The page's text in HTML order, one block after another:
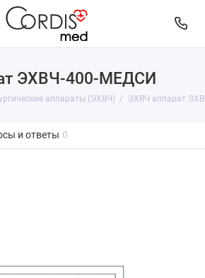
ЭХВЧ-400-МЕДСИ
аппараты (ЭХВЧ) ЭХВЧ аппарат
и ответы 0